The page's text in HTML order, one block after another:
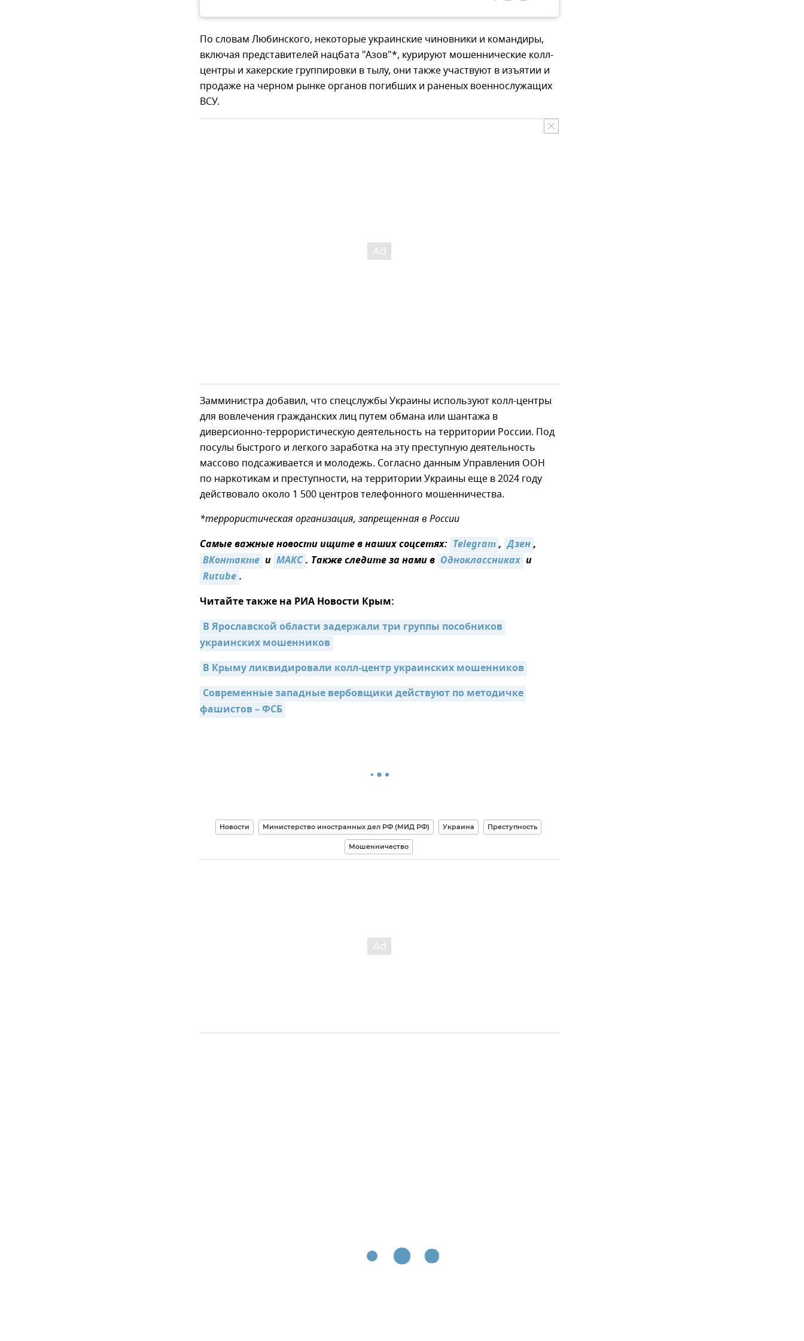
По словам Любинского, некоторые украинские чиновники и командиры,
включая представителей нацбата "Азов"*, курируют мошеннические колл-
центры и хакерские группировки в тылу, они также участвуют в изъятии и
продаже на черном рынке органов погибших и раненых военнослужащих
ВСУ.
Замминистра добавил, что спецслужбы Украины используют колл-центры
для вовлечения гражданских лиц путем обмана или шантажа в
диверсионно-террористическую деятельность на территории России. Под
посулы быстрого и легкого заработка на эту преступную деятельность
массово подсаживается и молодежь. Согласно данным Управления ООН
по наркотикам и преступности, на территории Украины еще в 2024 году
действовало около 1 500 центров телефонного мошенничества.
*террористическая организация, запрещенная в России
Самые важные новости ищите в наших соцсетях: Telegram, Дзен,
ВКонтакте и MAКС. Также следите за нами в Одноклассниках и
Rutube.
Читайте также на РИА Новости Крым:
В Ярославской области задержали три группы пособников
украинских мошенников
В Крыму ликвидировали колл-центр украинских мошенников
Современные западные вербовщики действуют по методичке
фашистов – ФСБ
Новости Министерство иностранных дел РФ (МИД РФ) Украина Преступность
Мошенничество